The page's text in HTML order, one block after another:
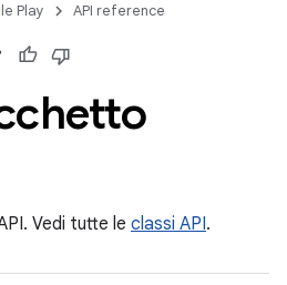
Play API reference
Vedi tutte le classi API.